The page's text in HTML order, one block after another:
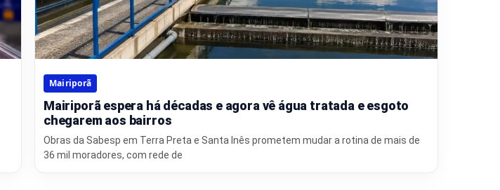
Mairiporã
Mairiporã espera há décadas e agora vê água tratada e esgoto
chegarem aos bairros
Obras da Sabesp em Terra Preta e Santa Inês prometem mudar a rotina de mais de
36 mil moradores, com rede de